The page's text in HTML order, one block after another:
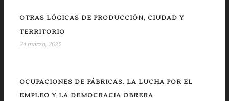
OTRAS LÓGICAS DE PRODUCCIÓN, CIUDAD Y
TERRITORIO
24 marzo, 2025
OCUPACIONES DE FÁBRICAS. LA LUCHA POR EL
EMPLEO Y LA DEMOCRACIA OBRERA